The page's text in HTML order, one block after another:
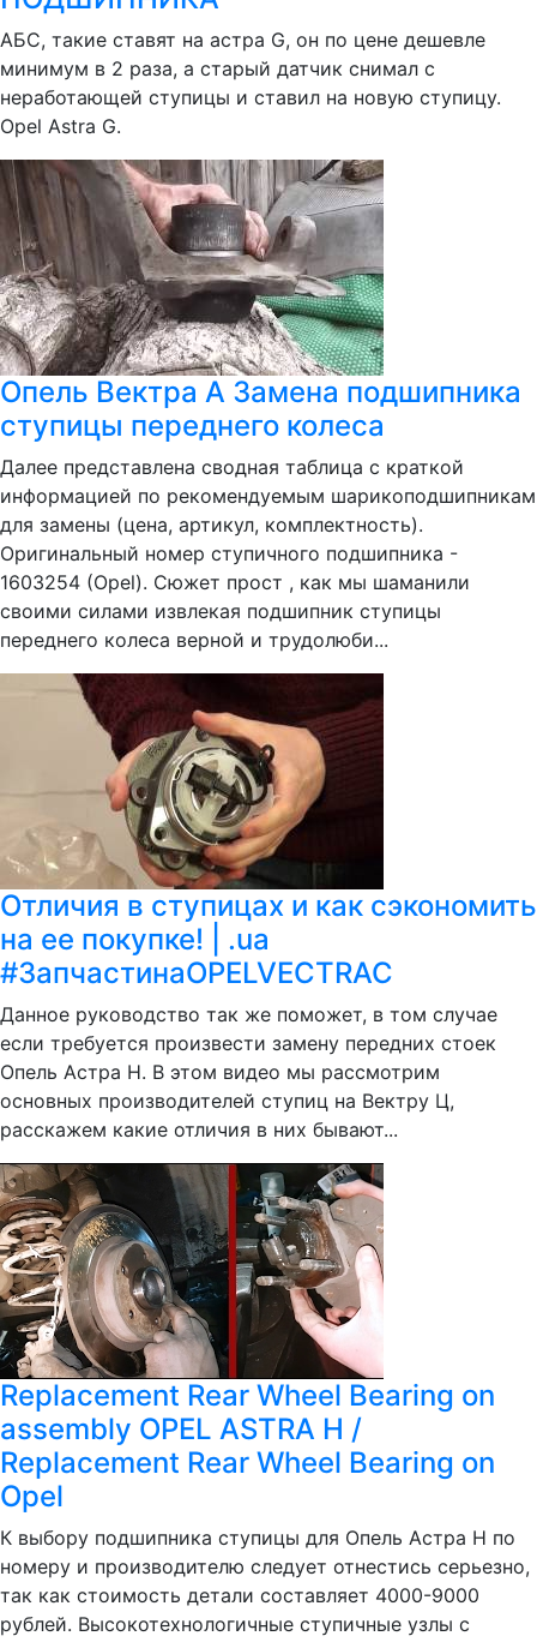
АБС, такие ставят на астра G, он по цене дешевле
минимум в 2 раза, а старый датчик снимал с
неработающей ступицы и ставил на новую ступицу.
Opel Astra G.
Опель Вектра А Замена подшипника
ступицы переднего колеса
Далее представлена сводная таблица с краткой
информацией по рекомендуемым шарикоподшипникам
для замены (цена, артикул, комплектность).
Оригинальный номер ступичного подшипника -
1603254 (Opel). Сюжет прост , как мы шаманили
своими силами извлекая подшипник ступицы
переднего колеса верной и трудолюби...
Отличия в ступицах и как сэкономить
на ее покупке! | .ua
#ЗапчастинаOPELVECTRAC
Данное руководство так же поможет, в том случае
если требуется произвести замену передних стоек
Опель Астра Н. В этом видео мы рассмотрим
основных производителей ступиц на Вектру Ц,
расскажем какие отличия в них бывают...
Replacement Rear Wheel Bearing on
assembly OPEL ASTRA H /
Replacement Rear Wheel Bearing on
Opel
К выбору подшипника ступицы для Опель Астра Н по
номеру и производителю следует отнестись серьезно,
так как стоимость детали составляет 4000-9000
рублей. Высокотехнологичные ступичные узлы с